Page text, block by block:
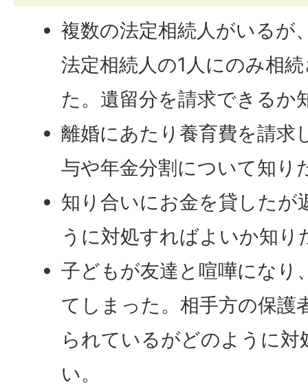
複数の法定相続人がいるが
法定相続人の1人にのみ相
た。遺留分を請求できるか
離婚にあたり養育費を請求
与や年金分割について知り
知り合いにお金を貸したが
うに対処すればよいか知り
子どもが友達と喧嘩になり
てしまった。相手方の保護
られているがどのように
い。